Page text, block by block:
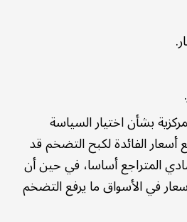
بشأن اختيار السياسة
أسعار الفائدة لكبح التضخم قد
المتراجع أساسا، في حين أن
في الأسواق ما يرفع التضخم